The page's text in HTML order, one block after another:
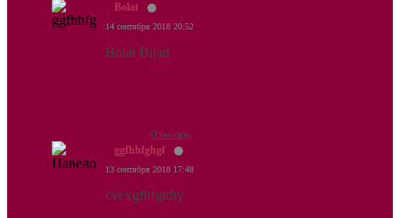
Bolat
14 сентября 2018 20:52
Bolat Bijan
Ответить
ggfhhfghgf
13 сентября 2018 17:48
cvcxgfhfgtdty